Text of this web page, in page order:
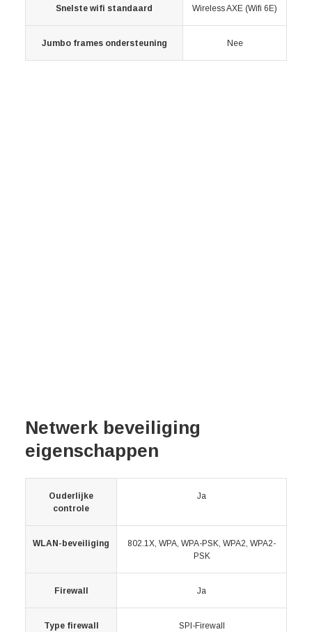
Snelste wifi standaard Wireless AXE (Wifi 6E)
Jumbo frames ondersteuning Nee
Netwerk beveiliging
eigenschappen
Ouderlijke
controle
Ja
WLAN-beveiliging
802.1X, WPA, WPA-PSK, WPA2, WPA2-
PSK
Firewall Ja
Type firewall SPI-Firewall